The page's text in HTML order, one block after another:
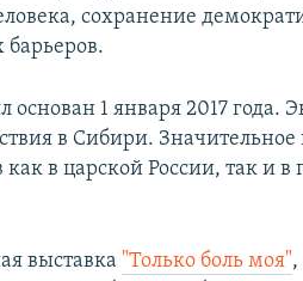
сохранение
барьеров.
основан 1 января 2017 года.
в Сибири.
в царской России, так и в
выставка "Только боль моя",